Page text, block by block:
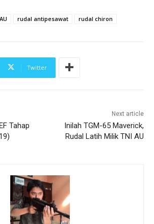
rudal antipesawat rudal chiron
Twitter
Tahap
Next article
Inilah TGM-65 Maverick,
Rudal Latih Milik TNI AU